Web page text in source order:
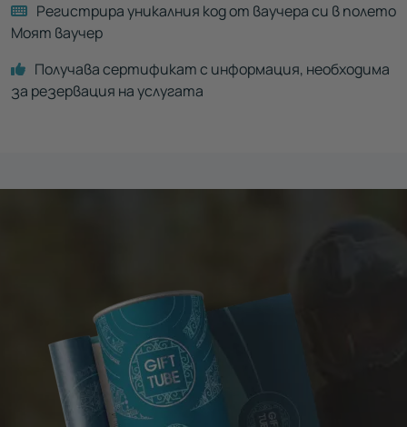
Регистрира уникалния код от ваучера си в полето
Моят ваучер
Получава сертификат с информация, необходима
за резервация на услугата